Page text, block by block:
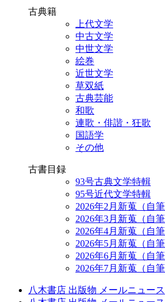
古典籍
上代文学
中古文学
中世文学
絵巻
近世文学
草双紙
古典芸能
和歌
連歌・俳諧・狂歌
国語学
その他
古書目録
93号古典文学特輯
95号近代文学特輯
2026年2月新蒐（自筆
2026年3月新蒐（自筆
2026年4月新蒐（自筆
2026年5月新蒐（自筆
2026年6月新蒐（自筆
2026年7月新蒐（自筆
八木書店 出版物 メールニュース